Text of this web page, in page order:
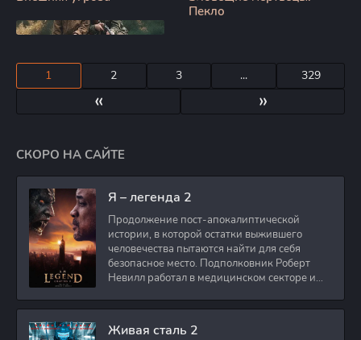
Пекло
«
1 2 3 ... 329
»
СКОРО НА САЙТЕ
Я – легенда 2
Продолжение пост-апокалиптической
истории, в которой остатки выжившего
человечества пытаются найти для себя
безопасное место. Подполковник Роберт
Невилл работал в медицинском секторе и
Живая сталь 2